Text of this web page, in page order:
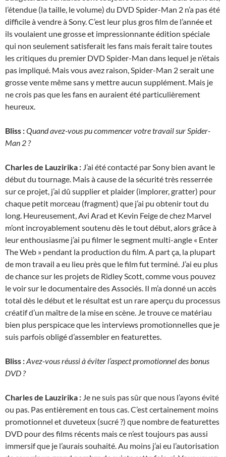
l’étendue (la taille, le volume) du DVD Spider-Man 2 n’a pas été
difficile à vendre à Sony. C’est leur plus gros film de l’année et
ils voulaient une grosse et impressionnante édition spéciale
qui non seulement satisferait les fans mais ferait taire toutes
les critiques du premier DVD Spider-Man dans lequel je n’étais
pas impliqué. Mais vous avez raison, Spider-Man 2 serait une
grosse vente même sans y mettre aucun supplément. Mais je
ne crois pas que les fans en auraient été particulièrement
heureux.
Bliss :Quand avez-vous pu commencer votre travail sur Spider-
Man 2 ?
Charles de Lauzirika : J’ai été contacté par Sony bien avant le
début du tournage. Mais à cause de la sécurité très resserrée
sur ce projet, j’ai dû supplier et plaider (implorer, gratter) pour
chaque petit morceau (fragment) que j’ai pu obtenir tout du
long. Heureusement, Avi Arad et Kevin Feige de chez Marvel
m’ont incroyablement soutenu dès le tout début, alors grâce à
leur enthousiasme j’ai pu filmer le segment multi-angle « Enter
The Web » pendant la production du film. A part ça, la plupart
de mon travail a eu lieu près que le film fut terminé. J’ai eu plus
de chance sur les projets de Ridley Scott, comme vous pouvez
le voir sur le documentaire des Associés. Il m’a donné un accès
total dès le début et le résultat est un rare aperçu du processus
créatif d’un maître de la mise en scène. Je trouve ce matériau
bien plus perspicace que les interviews promotionnelles que je
suis parfois obligé d’assembler en featurettes.
Bliss :Avez-vous réussi à éviter l’aspect promotionnel des bonus
DVD ?
Charles de Lauzirika : Je ne suis pas sûr que nous l’ayons évité
ou pas. Pas entièrement en tous cas. C’est certainement moins
promotionnel et duveteux (sucré ?) que nombre de featurettes
DVD pour des films récents mais ce n’est toujours pas aussi
immersif que je l’aurais souhaité. Au moins j’ai eu l’autorisation